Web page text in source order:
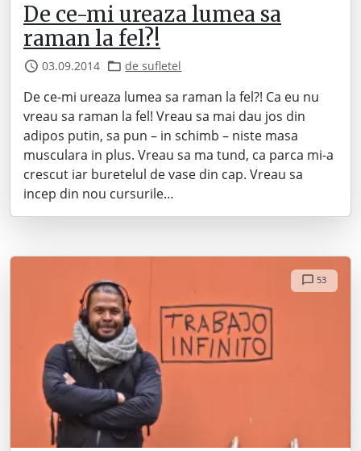
De ce-mi ureaza lumea sa
raman la fel?!
03.09.2014 de sufletel
De ce-mi ureaza lumea sa raman la fel?! Ca eu nu
vreau sa raman la fel! Vreau sa mai dau jos din
adipos putin, sa pun – in schimb – niste masa
musculara in plus. Vreau sa ma tund, ca parca mi-a
crescut iar buretelul de vase din cap. Vreau sa
incep din nou cursurile…
53